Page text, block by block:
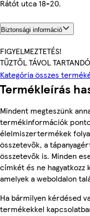
Rátót utca 18-20.
Biztonsági információ
FIGYELMEZTETÉS!
TŰZTŐL TÁVOL
Kategória összes
Termékleírás
Mindent megteszünk
termékinformációk
élelmiszertermékek
összetevők, a
összetevők is. Minden
címkét és ne hagyatkozz
amelyek a weboldalon
Ha bármilyen kérdésed
termékekkel